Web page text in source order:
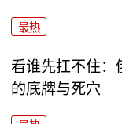
最热
看谁先扛不住：
的底牌与死穴